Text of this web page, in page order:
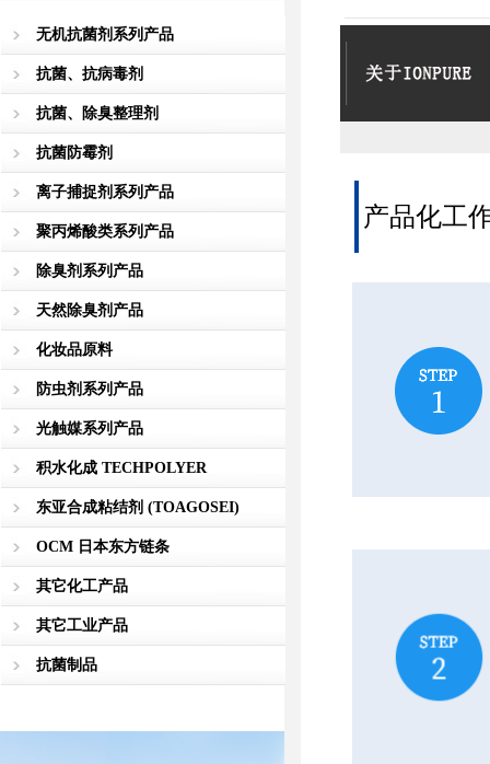
无机抗菌剂系列产品
抗菌、抗病毒剂
抗菌、除臭整理剂
抗菌防霉剂
离子捕捉剂系列产品
聚丙烯酸类系列产品
除臭剂系列产品
天然除臭剂产品
化妆品原料
防虫剂系列产品
光触媒系列产品
积水化成 TECHPOLYER
东亚合成粘结剂 (TOAGOSEI)
OCM 日本东方链条
其它化工产品
其它工业产品
抗菌制品
产品化工